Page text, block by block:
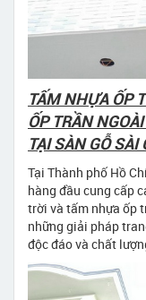
TẤM NHỰA ỐP
ỐP TRẦN
TẠI SÀN GỖ SÀI
Tại Thành phố Hồ
hàng đầu cung cấp
trời và tấm nhựa ốp
những giải pháp
độc đáo và chất